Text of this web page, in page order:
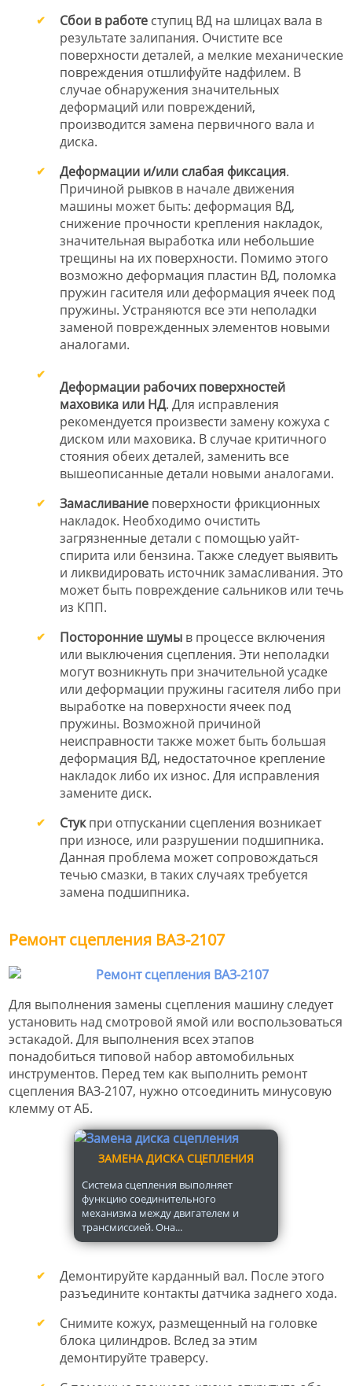
Сбои в работе ступиц ВД на шлицах вала в
результате залипания. Очистите все
поверхности деталей, а мелкие механические
повреждения отшлифуйте надфилем. В
случае обнаружения значительных
деформаций или повреждений,
производится замена первичного вала и
диска.
Деформации и/или слабая фиксация.
Причиной рывков в начале движения
машины может быть: деформация ВД,
снижение прочности крепления накладок,
значительная выработка или небольшие
трещины на их поверхности. Помимо этого
возможно деформация пластин ВД, поломка
пружин гасителя или деформация ячеек под
пружины. Устраняются все эти неполадки
заменой поврежденных элементов новыми
аналогами.
Деформации рабочих поверхностей
маховика или НД. Для исправления
рекомендуется произвести замену кожуха с
диском или маховика. В случае критичного
стояния обеих деталей, заменить все
вышеописанные детали новыми аналогами.
Замасливание поверхности фрикционных
накладок. Необходимо очистить
загрязненные детали с помощью уайт-
спирита или бензина. Также следует выявить
и ликвидировать источник замасливания. Это
может быть повреждение сальников или течь
из КПП.
Посторонние шумы в процессе включения
или выключения сцепления. Эти неполадки
могут возникнуть при значительной усадке
или деформации пружины гасителя либо при
выработке на поверхности ячеек под
пружины. Возможной причиной
неисправности также может быть большая
деформация ВД, недостаточное крепление
накладок либо их износ. Для исправления
замените диск.
Стукпри отпускании сцепления возникает
при износе, или разрушении подшипника.
Данная проблема может сопровождаться
течью смазки, в таких случаях требуется
замена подшипника.
Ремонт сцепления ВАЗ-2107
Для выполнения замены сцепления машину следует
установить над смотровой ямой или воспользоваться
эстакадой. Для выполнения всех этапов
понадобиться типовой набор автомобильных
инструментов. Перед тем как выполнить ремонт
сцепления ВАЗ-2107, нужно отсоединить минусовую
клемму от АБ.
ЗАМЕНА ДИСКА СЦЕПЛЕНИЯ
Система сцепления выполняет
функцию соединительного
механизма между двигателем и
трансмиссией. Она...
Демонтируйте карданный вал. После этого
разъедините контакты датчика заднего хода.
Снимите кожух, размещенный на головке
блока цилиндров. Вслед за этим
демонтируйте траверсу.